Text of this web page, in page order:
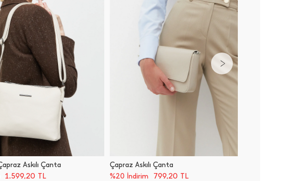
Askılı Çanta
1.599,20 TL
Çapraz Askılı Çanta
%20 İndirim
799,20 TL